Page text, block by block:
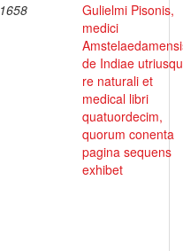
1658
Gulielmi Pisonis,
medici
de Indiae
re naturali et
medical libri
quatuordecim,
quorum conenta
pagina sequens
exhibet